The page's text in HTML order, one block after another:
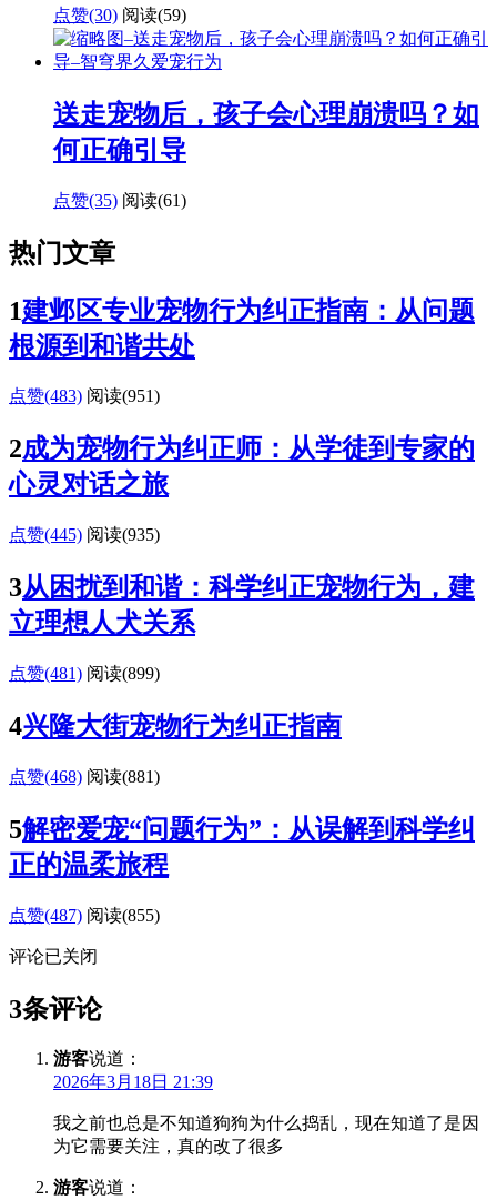
点赞(30) 阅读(59)
送走宠物后，孩子会心理崩溃吗？如
何正确引导
点赞(35) 阅读(61)
热门文章
1建邺区专业宠物行为纠正指南：从问题
根源到和谐共处
点赞(483) 阅读(951)
2成为宠物行为纠正师：从学徒到专家的
心灵对话之旅
点赞(445) 阅读(935)
3从困扰到和谐：科学纠正宠物行为，建
立理想人犬关系
点赞(481) 阅读(899)
4兴隆大街宠物行为纠正指南
点赞(468) 阅读(881)
5解密爱宠“问题行为”：从误解到科学纠
正的温柔旅程
点赞(487) 阅读(855)
评论已关闭
3条评论
游客说道：
2026年3月18日 21:39
我之前也总是不知道狗狗为什么捣乱，现在知道了是因
为它需要关注，真的改了很多
游客说道：